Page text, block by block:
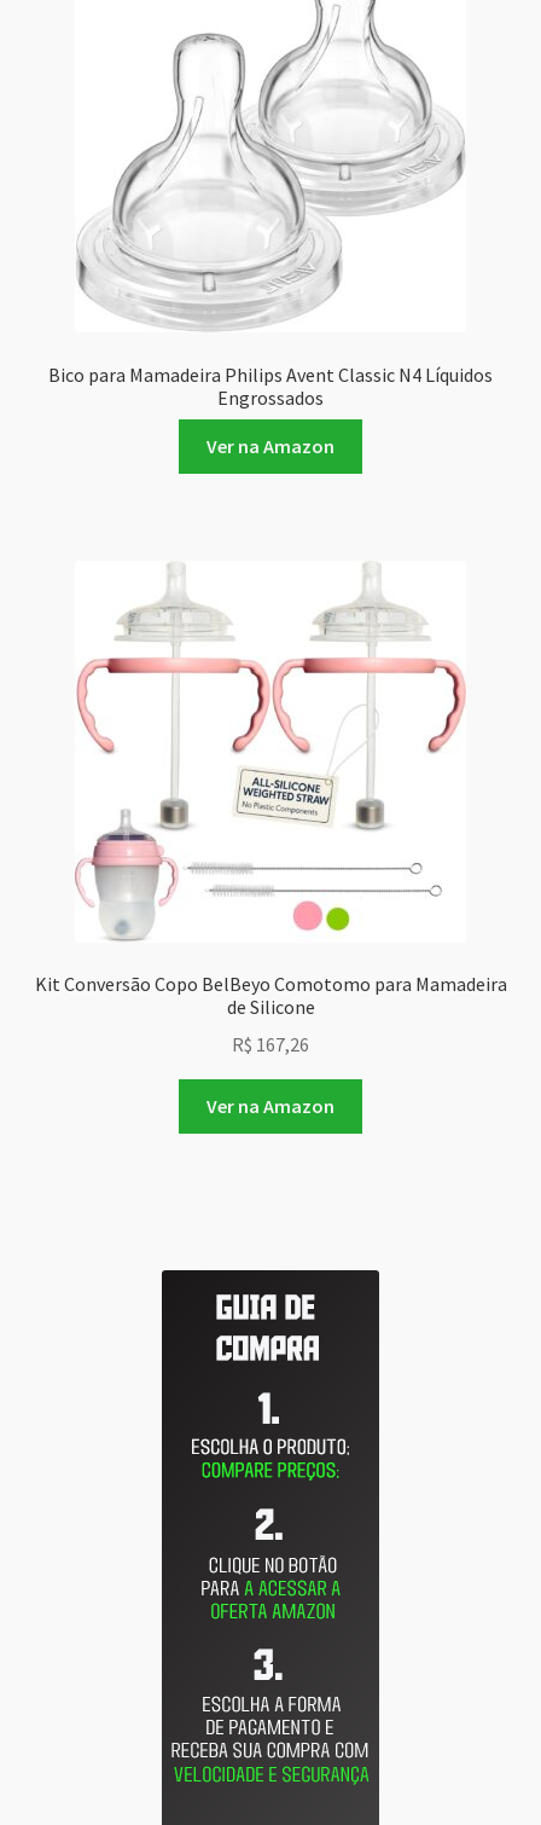
Bico para Mamadeira Philips Avent Classic N4 Líquidos
Engrossados
Ver na Amazon
Kit Conversão Copo BelBeyo Comotomo para Mamadeira
de Silicone
R$ 167,26
Ver na Amazon